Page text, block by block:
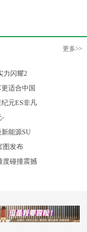
更多>>
力闪耀2
适合中国
元ES非凡
-
能源SU
图发布
度碰撞震撼